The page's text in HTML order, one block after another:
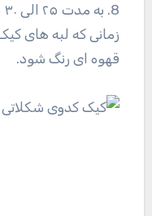
زمانی که لبه های
قهوه ای رنگ شود.